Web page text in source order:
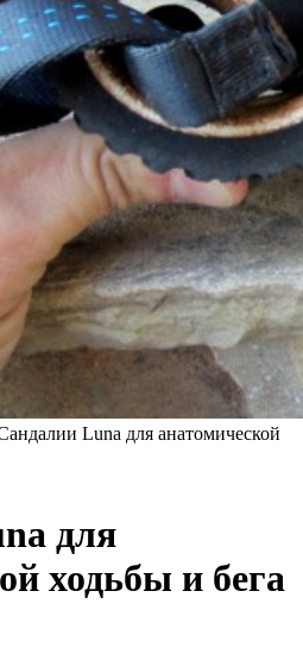
Luna для анатомической
для
ходьбы и бега